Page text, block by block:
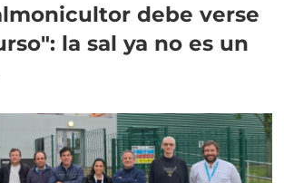
debe verse
la sal ya no es un